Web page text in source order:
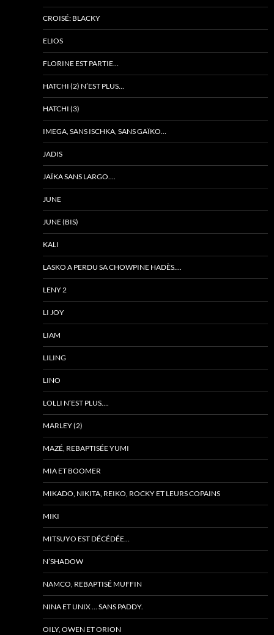
CROISÉ: BLACKY
ELIOS
FLORINE EST PARTIE…
HATCHI (2) N’EST PLUS…
HATCHI (3)
IMEGA, SANS ISCHKA, SANS GAÏKO…
JADIS
JAÏKA SANS LARGO….
JUNE
JUNE (BIS)
KALI
LASKO A PERDU SA CHOWPINE HADÈS….
LENY 2
LI JOY
LIAM
LILING
LINO
LOLLI N’EST PLUS….
MARLEY (2)
MAZÉ, REBAPTISÉE YUMI
MIA ET BOOMER
MIKADO, NIKITA, REIKO, ROCKY ET LEURS COPAINS
MIKI
MITSUYO EST DÉCÉDÉE…
N’SHADOW
NAMCO, REBAPTISÉ MUFFIN
NINA ET UNIX … SANS PADDY.
OILY, OWEN ET ORION